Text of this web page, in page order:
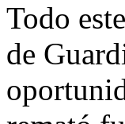
Todo
de